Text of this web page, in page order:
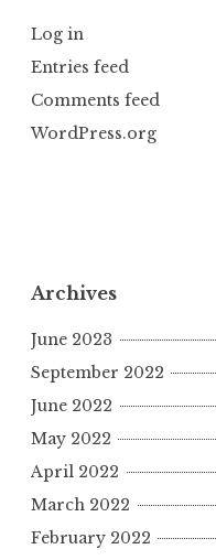
Log in
Entries feed
Comments feed
WordPress.org
Archives
June 2023
September 2022
June 2022
May 2022
April 2022
March 2022
February 2022